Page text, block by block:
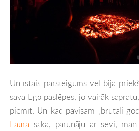
Un īstais pārsteigums vēl bija
sava Ego paslēpes, jo vairāk
piemīt. Un kad pavisam „brutāli
Laura saka, parunāju ar sevi,